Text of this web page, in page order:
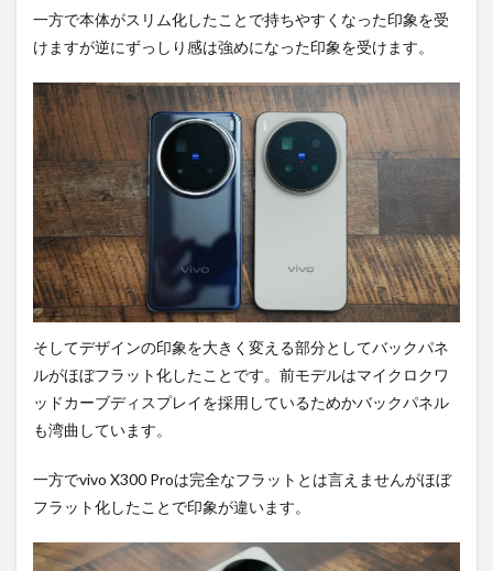
一方で本体がスリム化したことで持ちやすくなった印象を受
けますが逆にずっしり感は強めになった印象を受けます。
そしてデザインの印象を大きく変える部分としてバックパネ
ルがほぼフラット化したことです。前モデルはマイクロクワ
ッドカーブディスプレイを採用しているためかバックパネル
も湾曲しています。
一方でvivo X300 Proは完全なフラットとは言えませんがほぼ
フラット化したことで印象が違います。